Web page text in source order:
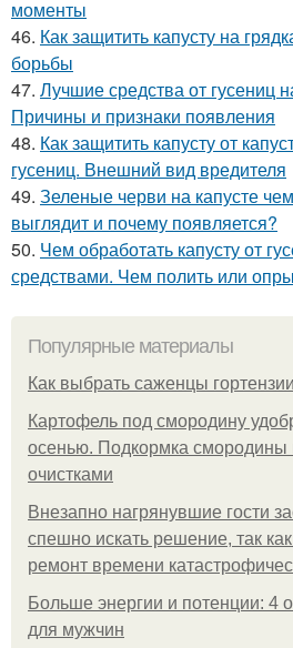
моменты
46. Как защитить капусту на
борьбы
47. Лучшие средства от гусениц
Причины и признаки появления
48. Как защитить капусту от
гусениц. Внешний вид вредителя
49. Зеленые черви на капусте
выглядит и почему появляется?
50. Чем обработать капусту от
средствами. Чем полить или
Популярные материалы
Как выбрать саженцы гортензии
Картофель под смородину
осенью. Подкормка смородины
очистками
Внезапно нагрянувшие гости
спешно искать решение, так
ремонт времени
Больше энергии и потенции: 4
для мужчин